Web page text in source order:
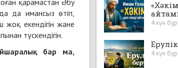
қарамастан Әбу
да имансыз өтіп,
екендігін және
түскендігін.
бар ма,
4 күн
4 күн